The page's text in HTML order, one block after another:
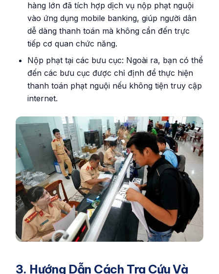
hàng lớn đã tích hợp dịch vụ nộp phạt nguội
vào ứng dụng mobile banking, giúp người dân
dễ dàng thanh toán mà không cần đến trực
tiếp cơ quan chức năng.
Nộp phạt tại các bưu cục: Ngoài ra, bạn có thể
đến các bưu cục được chỉ định để thực hiện
thanh toán phạt nguội nếu không tiện truy cập
internet.
3. Hướng Dẫn Cách Tra Cứu Và